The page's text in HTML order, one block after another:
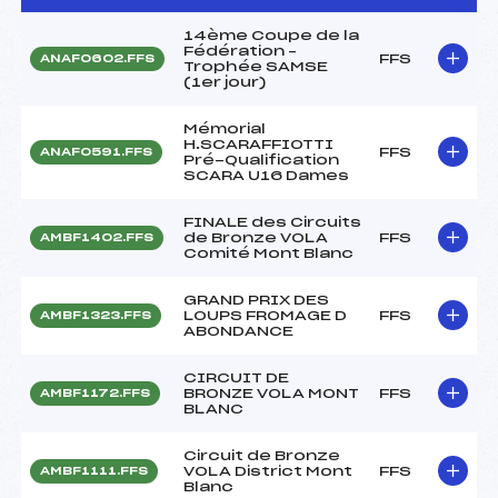
ANAF0602.FFS
14ème Coupe de la
Fédération –
Trophée SAMSE
(1er jour)
FFS
ANAF0591.FFS
Mémorial
H.SCARAFFIOTTI
Pré-Qualification
SCARA U16 Dames
FFS
AMBF1402.FFS
FINALE des Circuits
de Bronze VOLA
Comité Mont Blanc
FFS
AMBF1323.FFS
GRAND PRIX DES
LOUPS FROMAGE D
ABONDANCE
FFS
AMBF1172.FFS
CIRCUIT DE
BRONZE VOLA MONT
BLANC
FFS
AMBF1111.FFS
Circuit de Bronze
VOLA District Mont
Blanc
FFS